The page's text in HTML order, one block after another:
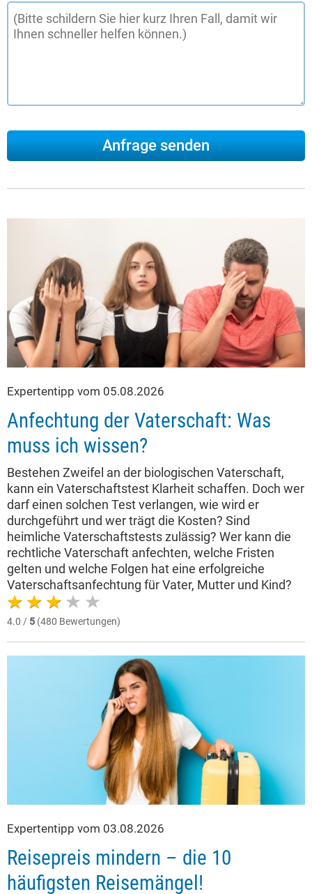
Expertentipp vom 05.08.2026
Anfechtung der Vaterschaft: Was
muss ich wissen?
Bestehen Zweifel an der biologischen Vaterschaft,
kann ein Vaterschaftstest Klarheit schaffen. Doch wer
darf einen solchen Test verlangen, wie wird er
durchgeführt und wer trägt die Kosten? Sind
heimliche Vaterschaftstests zulässig? Wer kann die
rechtliche Vaterschaft anfechten, welche Fristen
gelten und welche Folgen hat eine erfolgreiche
Vaterschaftsanfechtung für Vater, Mutter und Kind?
4.0 / 5 (480 Bewertungen)
Expertentipp vom 03.08.2026
Reisepreis mindern – die 10
häufigsten Reisemängel!